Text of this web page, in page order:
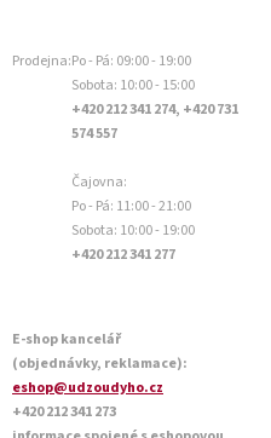
Prodejna:Po - Pá: 09:00 - 19:00
Sobota: 10:00 - 15:00
+420 212 341 274, +420 731
574 557
Čajovna:
Po - Pá: 11:00 - 21:00
Sobota: 10:00 - 19:00
+420 212 341 277
E-shop kancelář
(objednávky, reklamace):
eshop@udzoudyho.cz
+420 212 341 273